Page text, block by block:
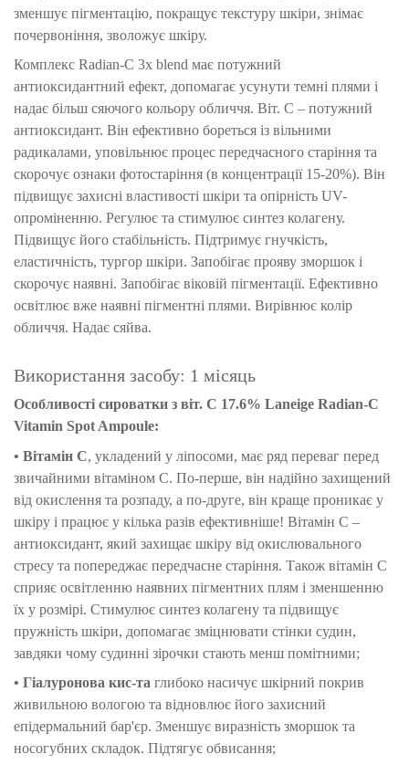
зменшує пігментацію, покращує текстуру шкіри, знімає
почервоніння, зволожує шкіру.
Комплекс Radian-C 3x blend має потужний
антиоксидантний ефект, допомагає усунути темні плями і
надає більш сяючого кольору обличчя. Віт. С – потужний
антиоксидант. Він ефективно бореться із вільними
радикалами, уповільнює процес передчасного старіння та
скорочує ознаки фотостаріння (в концентрації 15-20%). Він
підвищує захисні властивості шкіри та опірність UV-
опроміненню. Регулює та стимулює синтез колагену.
Підвищує його стабільність. Підтримує гнучкість,
еластичність, тургор шкіри. Запобігає прояву зморшок і
скорочує наявні. Запобігає віковій пігментації. Ефективно
освітлює вже наявні пігментні плями. Вирівнює колір
обличчя. Надає сяйва.
Використання засобу: 1 місяць
Особливості сироватки з віт. С 17.6% Laneige Radian-C
Vitamin Spot Ampoule:
• Вітамін С, укладений у ліпосоми, має ряд переваг перед
звичайними вітаміном С. По-перше, він надійно захищений
від окислення та розпаду, а по-друге, він краще проникає у
шкіру і працює у кілька разів ефективніше! Вітамін С –
антиоксидант, який захищає шкіру від окислювального
стресу та попереджає передчасне старіння. Також вітамін С
сприяє освітленню наявних пігментних плям і зменшенню
їх у розмірі. Стимулює синтез колагену та підвищує
пружність шкіри, допомагає зміцнювати стінки судин,
завдяки чому судинні зірочки стають менш помітними;
• Гіалуронова кис-та глибоко насичує шкірний покрив
живильною вологою та відновлює його захисний
епідермальний бар'єр. Зменшує виразність зморшок та
носогубних складок. Підтягує обвисання;